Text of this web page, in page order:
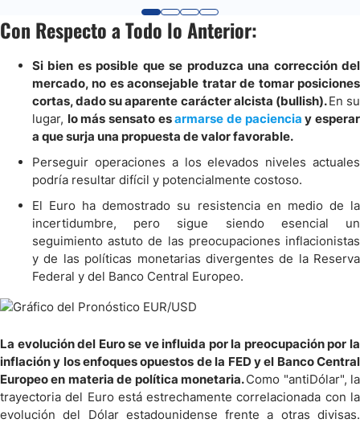
Con Respecto a Todo lo Anterior:
Si bien es posible que se produzca una corrección del
mercado, no es aconsejable tratar de tomar posiciones
cortas, dado su aparente carácter alcista (bullish).En su
lugar, lo más sensato esarmarse de paciencia y esperar
a que surja una propuesta de valor favorable.
Perseguir operaciones a los elevados niveles actuales
podría resultar difícil y potencialmente costoso.
El Euro ha demostrado su resistencia en medio de la
incertidumbre, pero sigue siendo esencial un
seguimiento astuto de las preocupaciones inflacionistas
y de las políticas monetarias divergentes de la Reserva
Federal y del Banco Central Europeo.
La evolución del Euro se ve influida por la preocupación por la
inflación y los enfoques opuestos de la FED y el Banco Central
Europeo en materia de política monetaria.Como "antiDólar", la
trayectoria del Euro está estrechamente correlacionada con la
evolución del Dólar estadounidense frente a otras divisas.